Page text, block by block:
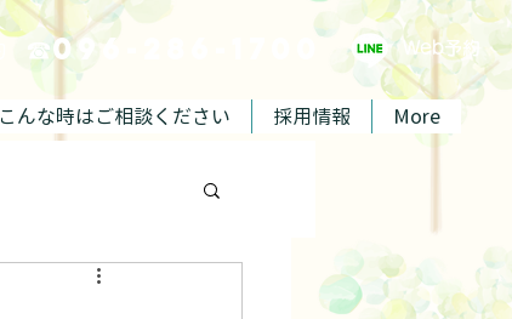
☎096-286-1700 Web予約
こんな時はご相談ください 採用情報 More